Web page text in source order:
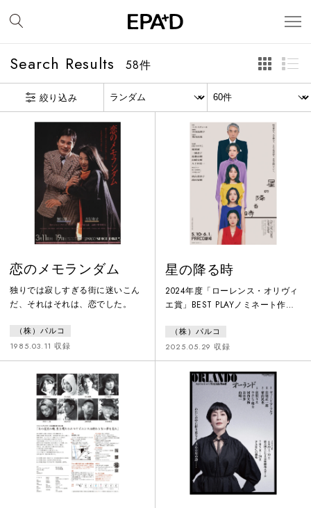
Search Results 58件
絞り込み
恋のメモランダム
独りでは寂しすぎる街に迷いこん
だ、それはそれは、恋でした。
（株）パルコ
1985.03.11 収録
星の降る時
2024年度「ローレンス・オリヴィ
エ賞」BEST PLAYノミネート作
世界に先駆けて日本上演。母親を
早くに亡くし、元炭鉱夫の父に育
てられた三人娘。今日は三女の結
婚式。久しぶりに集まった家族と
親戚。ウォッカが振る舞われ、ダ
ンスに興じ、人生で一番幸せな時
を過ごすはずの家族だったが、過
去の確執や裏切り、憤りなどが、
次第に浮かび上がり…。
（株）パルコ
2025.05.29 収録